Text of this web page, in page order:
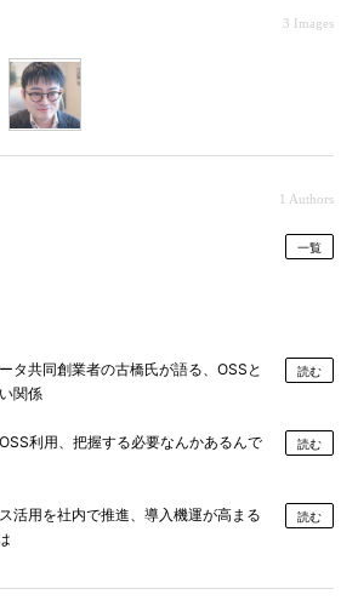
3 Images
1 Authors
一覧
タ共同創業者の古橋氏が語る、OSSと
関係
読む
OSS利用、把握する必要なんかあるんで
読む
活用を社内で推進、導入機運が高まる
読む